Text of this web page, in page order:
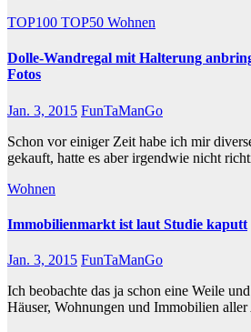
TOP100 TOP50 Wohnen
Dolle-Wandregal mit Halterung
Fotos
Jan. 3, 2015 FunTaManGo
Schon vor einiger Zeit habe ich mir
gekauft, hatte es aber irgendwie nicht
Wohnen
Immobilienmarkt ist laut Studie kaputt
Jan. 3, 2015 FunTaManGo
Ich beobachte das ja schon eine Weile
Häuser, Wohnungen und Immobilien